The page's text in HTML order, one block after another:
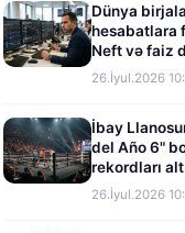
Dünya
hesabatlara
Neft və faiz
təsiri altında
26.İyul.2026
İbay
del Año 6"
rekordları
26.İyul.2026